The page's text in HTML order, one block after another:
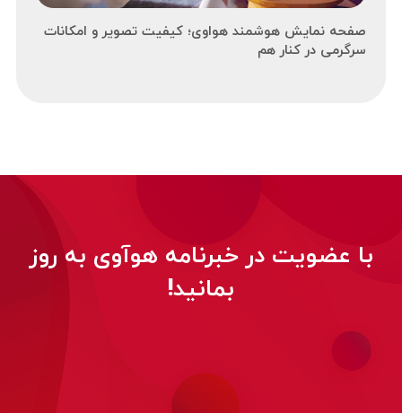
صفحه نمایش هوشمند هواوی؛ کیفیت تصویر و امکانات
سرگرمی در کنار هم
با عضویت در خبرنامه هوآوی به روز
بمانید!